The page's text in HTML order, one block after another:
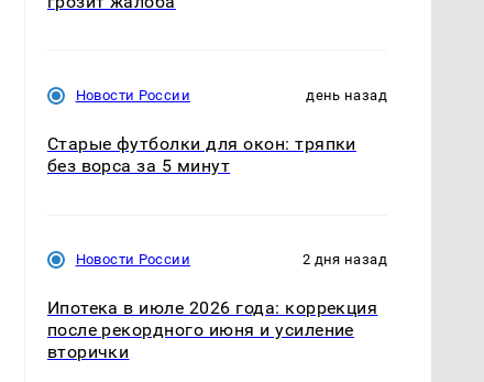
Новости России день назад
Старые футболки для окон: тряпки
без ворса за 5 минут
Новости России 2 дня назад
Ипотека в июле 2026 года: коррекция
после рекордного июня и усиление
вторички